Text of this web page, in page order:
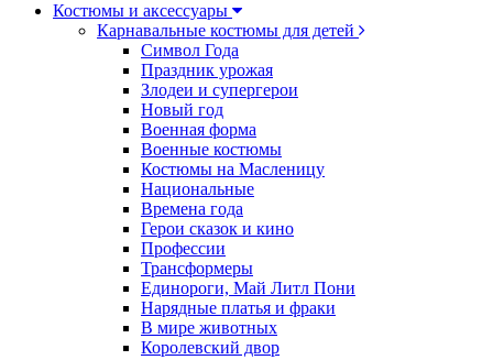
Костюмы и аксессуары
Карнавальные костюмы для детей
Символ Года
Праздник урожая
Злодеи и супергерои
Новый год
Военная форма
Военные костюмы
Костюмы на Масленицу
Национальные
Времена года
Герои сказок и кино
Профессии
Трансформеры
Единороги, Май Литл Пони
Нарядные платья и фраки
В мире животных
Королевский двор